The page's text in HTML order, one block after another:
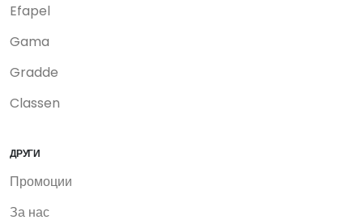
Efapel
Gama
Gradde
Classen
ДРУГИ
Промоции
За нас